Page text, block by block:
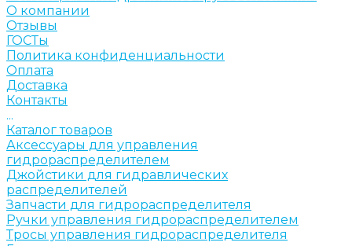
О компании
Отзывы
ГОСТы
Политика конфиденциальности
Оплата
Доставка
Контакты
...
Каталог товаров
Аксессуары для управления
гидрораспределителем
Джойстики для гидравлических
распределителей
Запчасти для гидрораспределителя
Ручки управления гидрораспределителем
Тросы управления гидрораспределителя